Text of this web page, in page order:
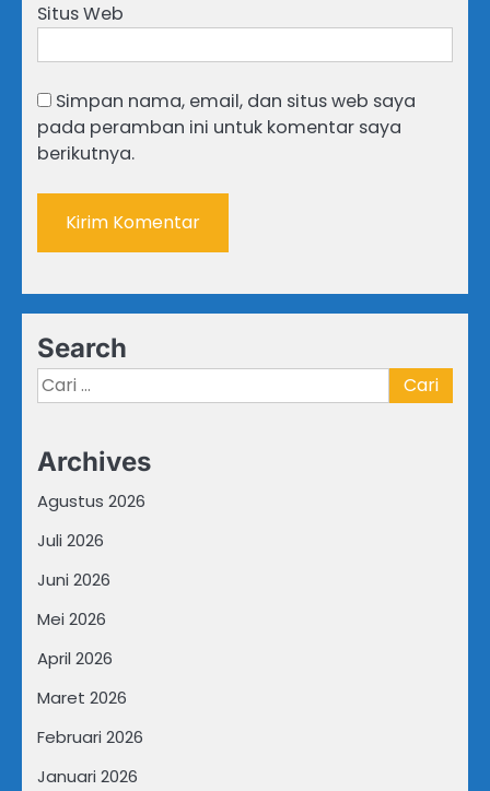
Situs Web
Simpan nama, email, dan situs web saya
pada peramban ini untuk komentar saya
berikutnya.
Search
Cari
untuk:
Archives
Agustus 2026
Juli 2026
Juni 2026
Mei 2026
April 2026
Maret 2026
Februari 2026
Januari 2026